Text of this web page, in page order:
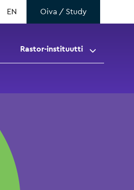
EN Oiva / Study
Rastor-instituutti